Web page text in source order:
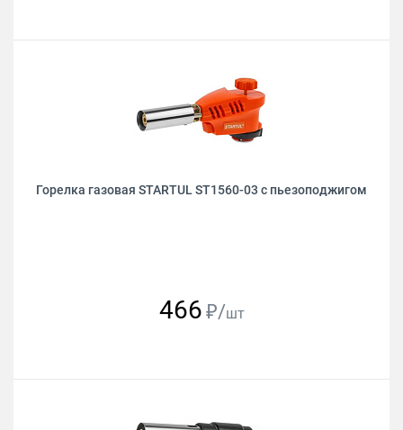
Горелка газовая STARTUL ST1560-03 с пьезоподжигом
466 ₽/шт